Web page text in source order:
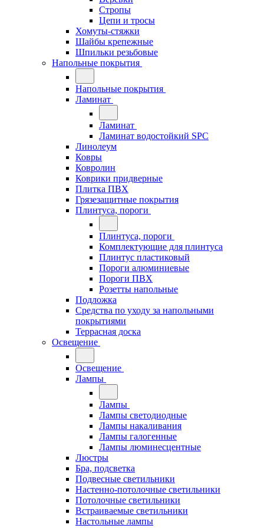
Стропы
Цепи и тросы
Хомуты-стяжки
Шайбы крепежные
Шпильки резьбовые
Напольные покрытия
Напольные покрытия
Ламинат
Ламинат
Ламинат водостойкий SPC
Линолеум
Ковры
Ковролин
Коврики придверные
Плитка ПВХ
Грязезащитные покрытия
Плинтуса, пороги
Плинтуса, пороги
Комплектующие для плинтуса
Плинтус пластиковый
Пороги алюминиевые
Пороги ПВХ
Розетты напольные
Подложка
Средства по уходу за напольными
покрытиями
Террасная доска
Освещение
Освещение
Лампы
Лампы
Лампы светодиодные
Лампы накаливания
Лампы галогенные
Лампы люминесцентные
Люстры
Бра, подсветка
Подвесные светильники
Настенно-потолочные светильники
Потолочные светильники
Встраиваемые светильники
Настольные лампы